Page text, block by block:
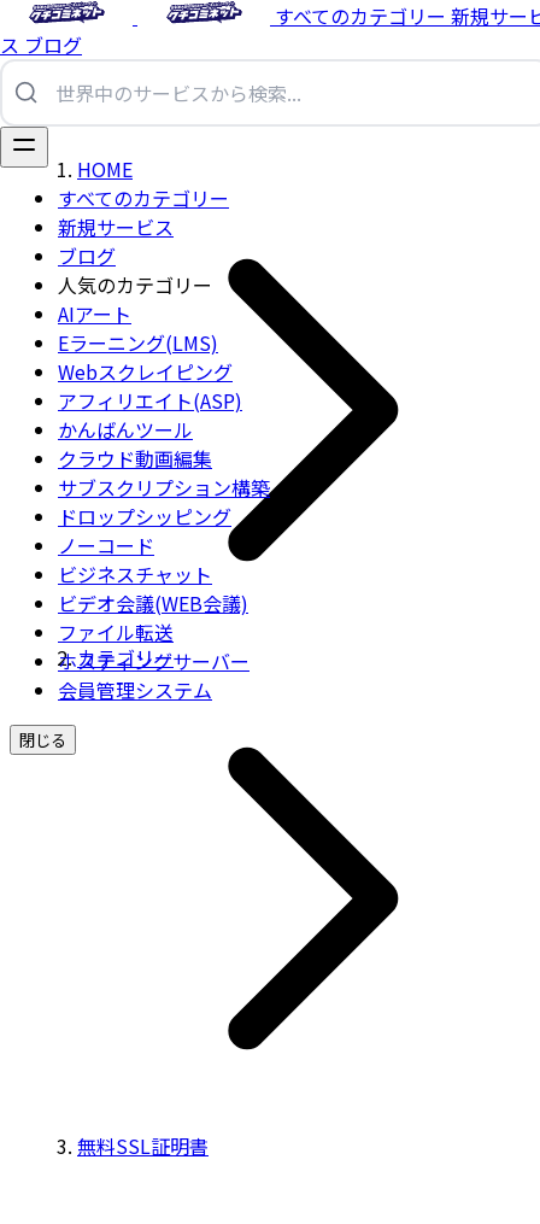
すべてのカテゴリー 新規サー
ス ブログ
すべてのカテゴリー
新規サービス
ブログ
人気のカテゴリー
AIアート
Eラーニング(LMS)
Webスクレイピング
アフィリエイト(ASP)
かんばんツール
クラウド動画編集
サブスクリプション構築
ドロップシッピング
ノーコード
ビジネスチャット
ビデオ会議(WEB会議)
ファイル転送
ホスティングサーバー
会員管理システム
閉じる
HOME
カテゴリー
無料SSL証明書